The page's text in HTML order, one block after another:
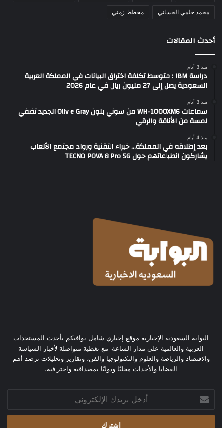
محمد حلمي الحساني مخطط زمني
أحدث المقالات
منذ 3 أيام
دراسة IBM : متوسط تكلفة اختراق البيانات في المملكة العربية
السعودية يصل إلى 27 مليون ريال في عام 2026
منذ 3 أيام
سماعات WH-1000XM6 من سوني بلون Oliv e Gray الجديد تضفي
لمسة من الأناقة والرقي
منذ 4 أيام
بعد إطلاقه في المملكة… خبراء التقنية ورواد مجتمع الألعاب
يشاركون انطباعاتهم حول TECNO POVA 8 Pro 5G
البوابة السعودية الإخبارية موقع إخباري شامل يوافيكم بأحدث المستجدات
العربية والعالمية على مدار الساعة، مع تغطية متواصلة لأخبار السياسة
والاقتصاد والرياضة والعلوم والتكنولوجيا والفن، وتقارير وتحليلات ترصد أهم
القضايا والأحداث محليًا ودوليًا بمصداقية واحترافية.
بريدك
الإلكتروني